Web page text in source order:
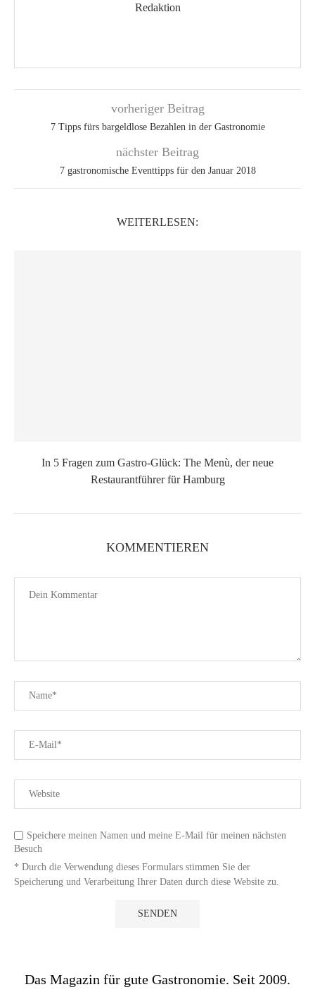
Redaktion
vorheriger Beitrag
7 Tipps fürs bargeldlose Bezahlen in der Gastronomie
nächster Beitrag
7 gastro­nomische Eventtipps für den Januar 2018
WEITERLESEN:
In 5 Fragen zum Gastro-Glück: The Menù, der neue
Restaurantführer für Hamburg
KOMMENTIEREN
Speichere meinen Namen und meine E-Mail für meinen nächsten
Besuch
* Durch die Verwendung dieses Formulars stimmen Sie der
Speicherung und Verarbeitung Ihrer Daten durch diese Website zu.
Das Magazin für gute Gastronomie. Seit 2009.